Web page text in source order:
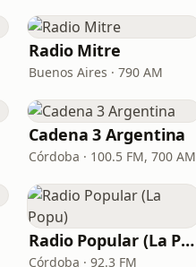
Radio Mitre
Buenos Aires · 790 AM
Cadena 3 Argentina
Córdoba · 100.5 FM, 700 AM
Radio Popular (La Popu)
Córdoba · 92.3 FM